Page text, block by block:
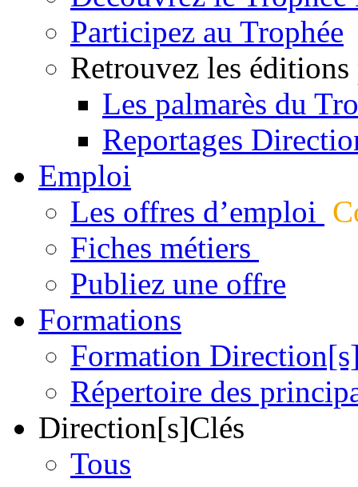
Participez au Trophée
Retrouvez les éditions
Les palmarès du
Reportages
Emploi
Les offres d’emploi
Fiches métiers
Publiez une offre
Formations
Formation
Répertoire des
Direction[s]Clés
Tous